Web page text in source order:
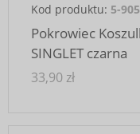
Kod produktu: 5-
Pokrowiec
SINGLET czarna
33,90 zł